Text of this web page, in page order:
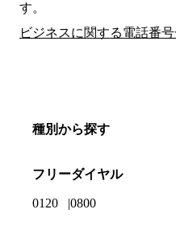
す。
ビジネスに関する電話番
種別から探す
フリーダイヤル
0120 0800